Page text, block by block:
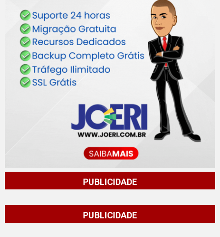
PUBLICIDADE
PUBLICIDADE